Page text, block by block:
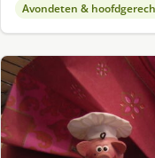
Avondeten &